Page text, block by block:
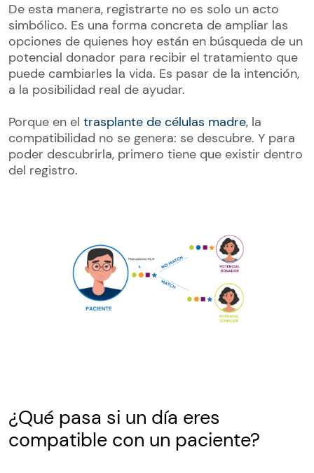
De esta manera, registrarte no es solo un acto
simbólico. Es una forma concreta de ampliar las
opciones de quienes hoy están en búsqueda de un
potencial donador para recibir el tratamiento que
puede cambiarles la vida. Es pasar de la intención,
a la posibilidad real de ayudar.
Porque en el trasplante de células madre, la
compatibilidad no se genera: se descubre. Y para
poder descubrirla, primero tiene que existir dentro
del registro.
¿Qué pasa si un día eres
compatible con un paciente?